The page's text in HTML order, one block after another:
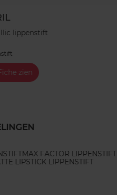
lippenstift
zien
MAX FACTOR LIPPENSTIFT
LIPSTICK LIPPENSTIFT